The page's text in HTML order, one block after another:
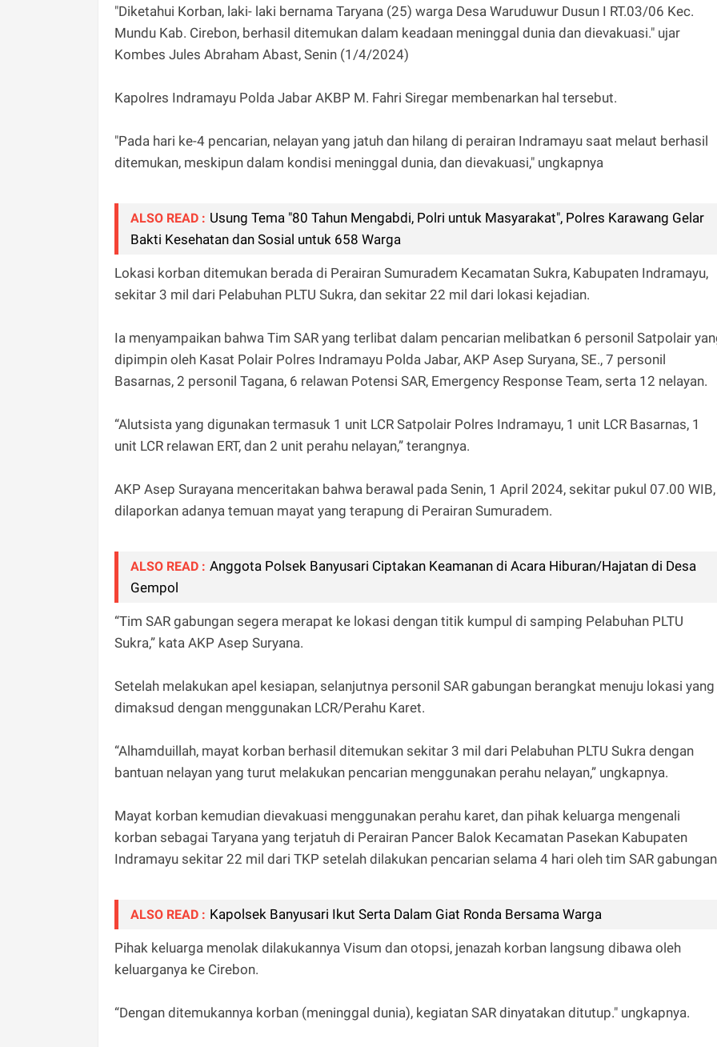
"Diketahui Korban, laki- laki bernama Taryana (25) warga Desa Waruduwur Dusun I RT.03/06 Kec.
Mundu Kab. Cirebon, berhasil ditemukan dalam keadaan meninggal dunia dan dievakuasi." ujar
Kombes Jules Abraham Abast, Senin (1/4/2024)
Kapolres Indramayu Polda Jabar AKBP M. Fahri Siregar membenarkan hal tersebut.
"Pada hari ke-4 pencarian, nelayan yang jatuh dan hilang di perairan Indramayu saat melaut berhasil
ditemukan, meskipun dalam kondisi meninggal dunia, dan dievakuasi," ungkapnya
ALSO READ : Usung Tema "80 Tahun Mengabdi, Polri untuk Masyarakat", Polres Karawang Gelar
Bakti Kesehatan dan Sosial untuk 658 Warga
Lokasi korban ditemukan berada di Perairan Sumuradem Kecamatan Sukra, Kabupaten Indramayu,
sekitar 3 mil dari Pelabuhan PLTU Sukra, dan sekitar 22 mil dari lokasi kejadian.
Ia menyampaikan bahwa Tim SAR yang terlibat dalam pencarian melibatkan 6 personil Satpolair
dipimpin oleh Kasat Polair Polres Indramayu Polda Jabar, AKP Asep Suryana, SE., 7 personil
Basarnas, 2 personil Tagana, 6 relawan Potensi SAR, Emergency Response Team, serta 12 nelayan.
“Alutsista yang digunakan termasuk 1 unit LCR Satpolair Polres Indramayu, 1 unit LCR Basarnas, 1
unit LCR relawan ERT, dan 2 unit perahu nelayan,” terangnya.
AKP Asep Surayana menceritakan bahwa berawal pada Senin, 1 April 2024, sekitar pukul 07.00 WIB,
dilaporkan adanya temuan mayat yang terapung di Perairan Sumuradem.
ALSO READ : Anggota Polsek Banyusari Ciptakan Keamanan di Acara Hiburan/Hajatan di Desa
Gempol
“Tim SAR gabungan segera merapat ke lokasi dengan titik kumpul di samping Pelabuhan PLTU
Sukra,” kata AKP Asep Suryana.
Setelah melakukan apel kesiapan, selanjutnya personil SAR gabungan berangkat menuju lokasi yang
dimaksud dengan menggunakan LCR/Perahu Karet.
“Alhamduillah, mayat korban berhasil ditemukan sekitar 3 mil dari Pelabuhan PLTU Sukra dengan
bantuan nelayan yang turut melakukan pencarian menggunakan perahu nelayan,” ungkapnya.
Mayat korban kemudian dievakuasi menggunakan perahu karet, dan pihak keluarga mengenali
korban sebagai Taryana yang terjatuh di Perairan Pancer Balok Kecamatan Pasekan Kabupaten
Indramayu sekitar 22 mil dari TKP setelah dilakukan pencarian selama 4 hari oleh tim SAR
ALSO READ : Kapolsek Banyusari Ikut Serta Dalam Giat Ronda Bersama Warga
Pihak keluarga menolak dilakukannya Visum dan otopsi, jenazah korban langsung dibawa oleh
keluarganya ke Cirebon.
“Dengan ditemukannya korban (meninggal dunia), kegiatan SAR dinyatakan ditutup." ungkapnya.